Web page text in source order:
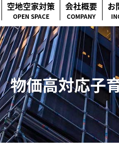
空地空家対策
OPEN SPACE
会社概要
COMPANY
お
物価高対応子